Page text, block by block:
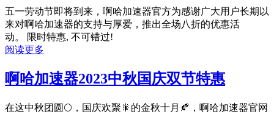
五一劳动节即将到来，啊哈加速器官方为感谢广大用户长期以
来对啊哈加速器的支持与厚爱，推出全场八折的优惠活
动。 限时特惠, 不可错过!
阅读更多
啊哈加速器2023中秋国庆双节特惠
在这中秋团圆🌕，国庆欢聚🎇的金秋十月🍂，啊哈加速器官网